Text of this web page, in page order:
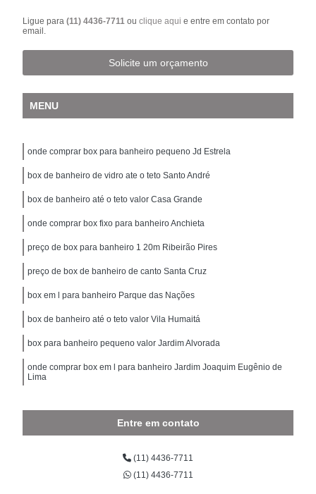
Ligue para(11) 4436-7711ouclique aqui e entre em contato por
email.
Solicite um orçamento
MENU
onde comprar box para banheiro pequeno Jd Estrela
box de banheiro de vidro ate o teto Santo André
box de banheiro até o teto valor Casa Grande
onde comprar box fixo para banheiro Anchieta
preço de box para banheiro 1 20m Ribeirão Pires
preço de box de banheiro de canto Santa Cruz
box em l para banheiro Parque das Nações
box de banheiro até o teto valor Vila Humaitá
box para banheiro pequeno valor Jardim Alvorada
onde comprar box em l para banheiro Jardim Joaquim Eugênio de
Lima
Entre em contato
(11) 4436-7711
(11) 4436-7711